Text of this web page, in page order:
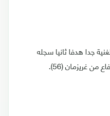
جدا هدفا ثانيا سجله
من غريزمان (56).